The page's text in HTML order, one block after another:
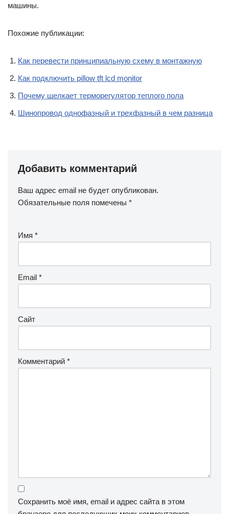
машины.
Похожие публикации:
Как перевести принципиальную схему в монтажную
Как подключить pillow tft lcd monitor
Почему щелкает терморегулятор теплого пола
Шинопровод однофазный и трехфазный в чем разница
Добавить комментарий
Ваш адрес email не будет опубликован.
Обязательные поля помечены *
Имя *
Email *
Сайт
Комментарий *
Сохранить моё имя, email и адрес сайта в этом